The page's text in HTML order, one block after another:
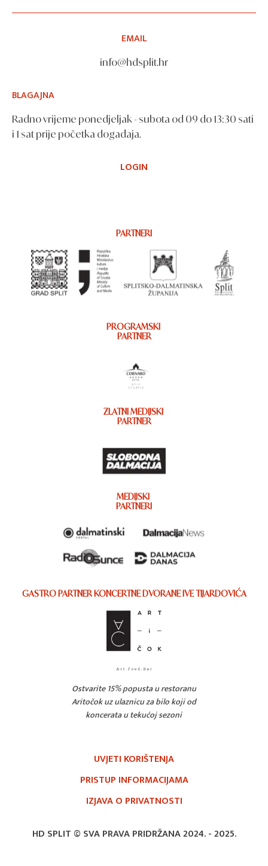
EMAIL
info@hdsplit.hr
BLAGAJNA
Radno vrijeme ponedjeljak - subota od 09 do 13:30 sati
i 1 sat prije početka događaja.
LOGIN
PARTNERI
PROGRAMSKI
PARTNER
ZLATNI MEDIJSKI
PARTNER
MEDIJSKI
PARTNERI
GASTRO PARTNER KONCERTNE DVORANE IVE TIJARDOVIĆA
Ostvarite 15% popusta u restoranu
Aritočok uz ulaznicu za bilo koji od
koncerata u tekućoj sezoni
HD SPLIT © SVA PRAVA PRIDRŽANA 2024. -2025.
UVJETI KORIŠTENJA
PRISTUP INFORMACIJAMA
IZJAVA O PRIVATNOSTI